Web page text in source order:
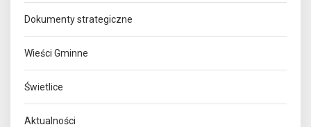
Dokumenty strategiczne
Wieści Gminne
Świetlice
Aktualności